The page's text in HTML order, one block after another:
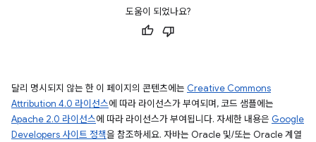
도움이 되었나요?
달리 명시되지 않는 한 이 페이지의 콘텐츠에는 Creative Commons
Attribution 4.0 라이선스에 따라 라이선스가 부여되며, 코드 샘플에는
Apache 2.0 라이선스에 따라 라이선스가 부여됩니다. 자세한 내용은 Google
Developers 사이트 정책을 참조하세요. 자바는 Oracle 및/또는 Oracle 계열